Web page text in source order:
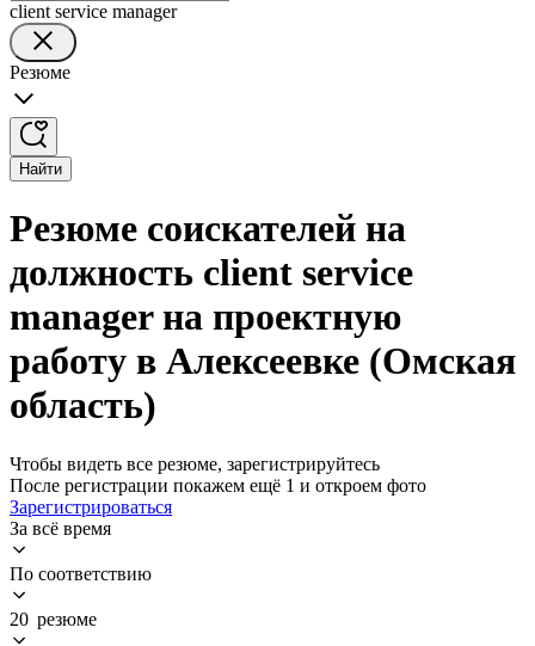
client service manager
Резюме
Найти
Резюме соискателей на
должность client service
manager на проектную
работу в Алексеевке (Омская
область)
Чтобы видеть все резюме, зарегистрируйтесь
После регистрации покажем ещё 1 и откроем фото
Зарегистрироваться
За всё время
По соответствию
20 резюме